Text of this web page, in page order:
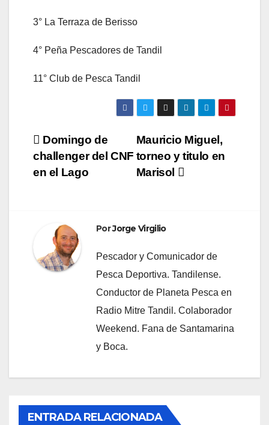
3° La Terraza de Berisso
4° Peña Pescadores de Tandil
11° Club de Pesca Tandil
Navegación
de
Mauricio Miguel,
torneo y titulo en
Marisol
Domingo de
challenger del CNF
en el Lago
PorJorge Virgilio
Pescador y Comunicador de
Pesca Deportiva. Tandilense.
Conductor de Planeta Pesca en
Radio Mitre Tandil. Colaborador
Weekend. Fana de Santamarina
y Boca.
ENTRADA RELACIONADA